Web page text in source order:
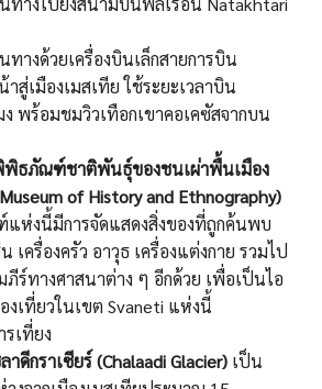
ทางด้วยเครื่องบินเล็กสายการบิน
าสู่เมืองเมสเทีย ใช้ระยะเวลาบิน
พร้อมชมวิวเทือกเขาคอเคซัสจากบน
ธภัณฑ์ชาติพันธุ์ของชนเผ่าพื้นเมือง
of History and Ethnography)
ห่งนี้มีการจัดแสดงสิ่งของที่ถูกค้นพบ
เครื่องครัว อาวุธ เครื่องแต่งกาย รวมไป
ร์ทางศาสนาต่าง ๆ อีกด้วย เพื่อเป็นไอ
งเที่ยวในเขต Svaneti แห่งนี้
เที่ยง
าดีกราเซียร์ (Chalaadi Glacier) เป็น